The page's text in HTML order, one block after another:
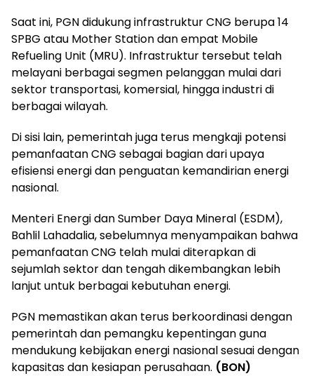
Saat ini, PGN didukung infrastruktur CNG berupa 14
SPBG atau Mother Station dan empat Mobile
Refueling Unit (MRU). Infrastruktur tersebut telah
melayani berbagai segmen pelanggan mulai dari
sektor transportasi, komersial, hingga industri di
berbagai wilayah.
Di sisi lain, pemerintah juga terus mengkaji potensi
pemanfaatan CNG sebagai bagian dari upaya
efisiensi energi dan penguatan kemandirian energi
nasional.
Menteri Energi dan Sumber Daya Mineral (ESDM),
Bahlil Lahadalia, sebelumnya menyampaikan bahwa
pemanfaatan CNG telah mulai diterapkan di
sejumlah sektor dan tengah dikembangkan lebih
lanjut untuk berbagai kebutuhan energi.
PGN memastikan akan terus berkoordinasi dengan
pemerintah dan pemangku kepentingan guna
mendukung kebijakan energi nasional sesuai dengan
kapasitas dan kesiapan perusahaan. (BON)